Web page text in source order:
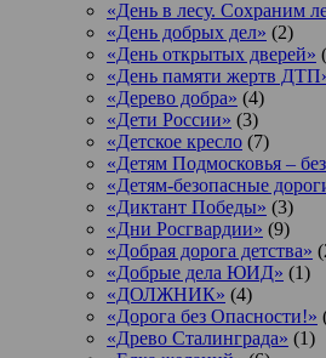
«День в лесу. Сохраним
«День добрых дел» (2)
«День открытых дверей»
«День памяти жертв
«Дерево добра» (4)
«Дети России» (3)
«Детское кресло (7)
«Детям Подмосковья –
«Детям-безопасные
«Диктант Победы» (3)
«Дни Росгвардии» (9)
«Добрая дорога детства»
«Добрые дела ЮИД» (1)
«ДОЛЖНИК» (4)
«Дорога без Опасности!»
«Древо Сталинграда» (1)